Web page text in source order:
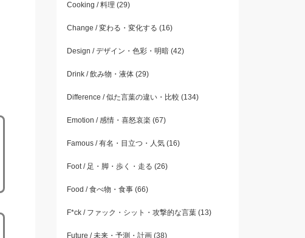
Cooking / 料理 (29)
Change / 変わる・変化する (16)
Design / デザイン・色彩・明暗(42)
Drink / 飲み物・液体(29)
Difference / 似た言葉の違い・比較 (134)
Emotion / 感情・喜怒哀楽 (67)
Famous / 有名・目立つ・人気(16)
Foot / 足・脚・歩く・走る (26)
Food / 食べ物・食事(66)
F*ck / ファック・シット・攻撃的な言葉(13)
Future / 未来・予測・計画(38)